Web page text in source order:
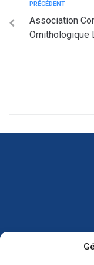
PRÉCÉDENT
Association
Ornithologique
Hôtel de
Place Armand